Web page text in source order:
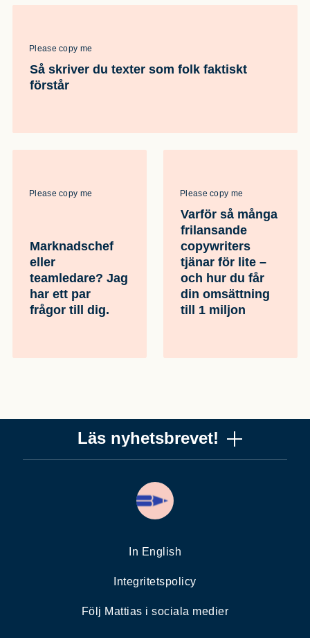
Please copy me
Så skriver du texter som folk faktiskt
förstår
Please copy me
Marknadschef
eller
teamledare? Jag
har ett par
frågor till dig.
Please copy me
Varför så många
frilansande
copywriters
tjänar för lite –
och hur du får
din omsättning
till 1 miljon
Läs nyhetsbrevet!
chansen! Det är jag (Mattias) som skriver det, och när
du läser får du knep, verktyg och tankar som gör dig
me är alldeles gratis. Nära 10 000 får det redan.
In English
Integritetspolicy
Följ Mattias i sociala medier